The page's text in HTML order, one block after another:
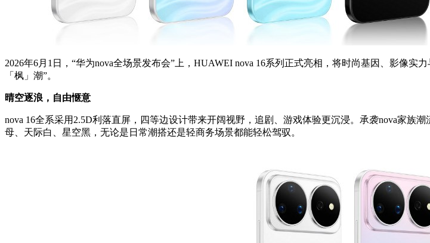
2026年6月1日，“华为nova全场景发布会”上，HUAWEI nova 16系列正式亮相，将时尚基因、影像
「枫」潮”。
晴空逐浪，自由惬意
nova 16全系采用2.5D利落直屏，四等边设计带来开阔视野，追剧、游戏体验更沉浸。承袭nova家族潮
母、天际白、星空黑，无论是日常潮搭还是轻商务场景都能轻松驾驭。